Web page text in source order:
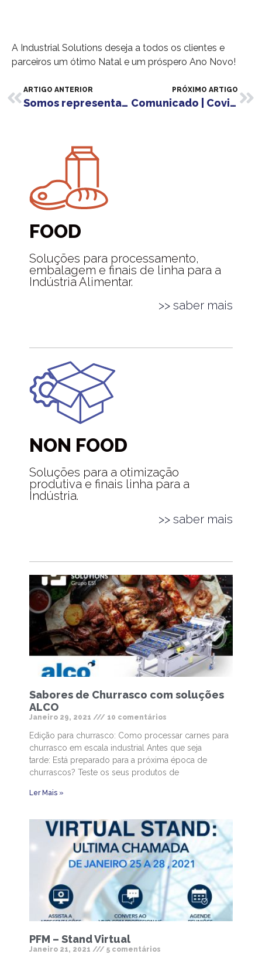
A Industrial Solutions deseja a todos os clientes e
parceiros um ótimo Natal e um próspero Ano Novo!
ARTIGO ANTERIOR
Somos representantes de ILPRA em Portugal
PRÓXIMO ARTIGO
Comunicado | Covid-19
FOOD
Soluções para processamento,
embalagem e finais de linha para a
Indústria Alimentar.
>> saber mais
NON FOOD
Soluções para a otimização
produtiva e finais linha para a
Indústria.
>> saber mais
Sabores de Churrasco com soluções
ALCO
Janeiro 29, 2021 10 comentários
Edição para churrasco: Como processar carnes para
churrasco em escala industrial Antes que seja
tarde: Está preparado para a próxima época de
churrascos? Teste os seus produtos de
Ler Mais »
PFM – Stand Virtual
Janeiro 21, 2021 5 comentários